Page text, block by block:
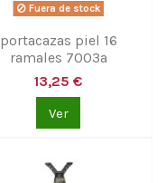
Fuera de stock
portacazas piel 16
ramales 7003a
13,25 €
Ver